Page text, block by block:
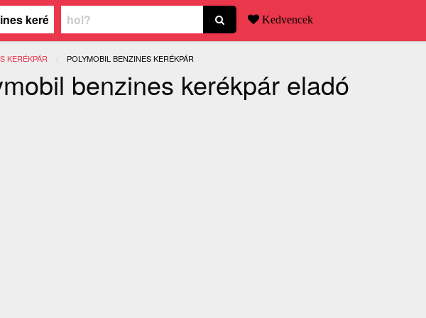
Kedvencek
KERÉKPÁR JELENLEGI:
POLYMOBIL BENZINES KERÉKPÁR
benzines kerékpár eladó